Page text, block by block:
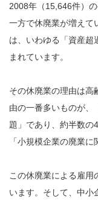
2008年（15,646件）
一方で休廃業が増えて
は、いわゆる「資産超
まれています。
その休廃業の理由は高
由の一番多いものが、
題」であり、約半数の
「小規模企業の廃業に
この休廃業による雇用
います。そして、中小